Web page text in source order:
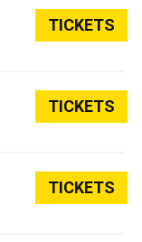
TICKETS
TICKETS
TICKETS